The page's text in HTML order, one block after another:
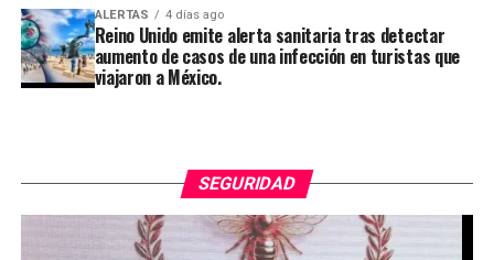
ALERTAS 4 días ago
Reino Unido emite alerta sanitaria tras detectar
aumento de casos de una infección en turistas que
viajaron a México.
SEGURIDAD